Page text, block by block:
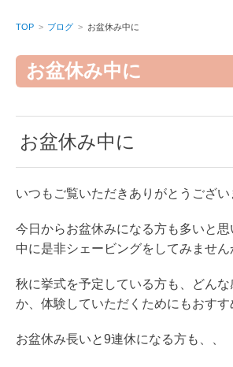
TOP ブログ お盆休み中に
お盆休み中に
お盆休み中に
いつもご覧いただきありがとうござい
今日からお盆休みになる方も多いと
中に是非シェービングをしてみません
秋に挙式を予定している方も、どん
か、体験していただくためにもおすす
お盆休み長いと9連休になる方も、、